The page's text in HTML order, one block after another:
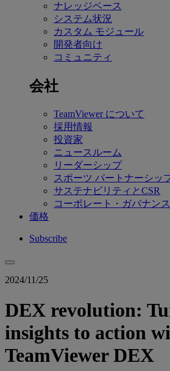
ナレッジベース
システム状況
カスタム モジュール
開発者向け
コミュニティ
会社
TeamViewer について
採用情報
投資家
ニュースルーム
リーダーシップ
スポーツ パートナーシッ
サステナビリティとCSR
コーポレート・ガバナンス
価格
Subscribe
2024/11/25
DEX revolution:
insights to action
TeamViewer DEX